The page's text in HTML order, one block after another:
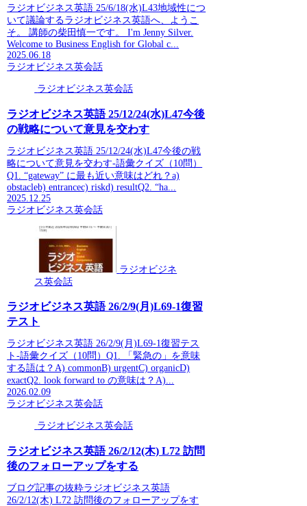
ラジオビジネス英語 25/6/18(水)L43地域性につ
いて議論するラジオビジネス英語へ、ようこ
そ。 講師の柴田慎一です。 I'm Jenny Silver.
Welcome to Business English for Global c...
2025.06.18
ラジオビジネス英会話
ラジオビジネス英会話
ラジオビジネス英語 25/12/24(水)L47今後
の戦略について意見を交わす
ラジオビジネス英語 25/12/24(水)L47今後の戦
略について意見を交わす-語彙クイズ（10問）
Q1. “gateway” に最も近い意味はどれ？a)
obstacleb) entrancec) riskd) resultQ2. “ha...
2025.12.25
ラジオビジネス英会話
ラジオビジネ
ス英会話
ラジオビジネス英語 26/2/9(月)L69-1復習
テスト
ラジオビジネス英語 26/2/9(月)L69-1復習テス
ト-語彙クイズ（10問）Q1. 「緊急の」を意味
する語は？A) commonB) urgentC) organicD)
exactQ2. look forward to の意味は？A)...
2026.02.09
ラジオビジネス英会話
ラジオビジネス英会話
ラジオビジネス英語 26/2/12(木) L72 訪問
後のフォローアップをする
ブログ記事の抜粋ラジオビジネス英語
26/2/12(木) L72 訪問後のフォローアップをす